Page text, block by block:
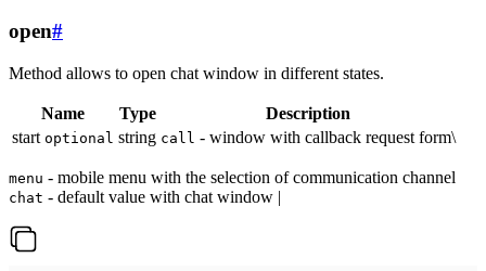
open#
Method allows to open chat window in different states.
Name Type
Description
start optional string call - window with callback request form\
menu - mobile menu with the selection of communication channel
chat - default value with chat window |